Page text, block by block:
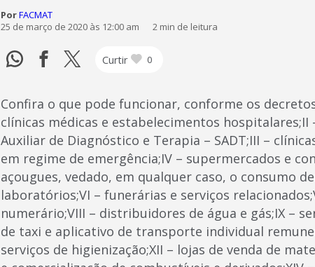
PorFACMAT
25 de março de 2020 às 12:00 am
2 min de leitura
Curtir 0
Confira o que pode funcionar, conforme os
clínicas médicas e estabelecimentos hospitalares;II
Auxiliar de Diagnóstico e Terapia – SADT;III –
em regime de emergência;IV – supermercados e
açougues, vedado, em qualquer caso, o consumo
laboratórios;VI – funerárias e serviços
numerário;VIII – distribuidores de água e gás;IX –
de taxi e aplicativo de transporte individual
serviços de higienização;XII – lojas de venda de